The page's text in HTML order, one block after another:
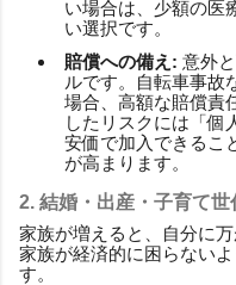
い場合は、少額の医
い選択です。
賠償への備え: 意外
ルです。自転車事故
場合、高額な賠償責
したリスクには「個
安価で加入できるこ
が高まります。
2. 結婚・出産・子育て世
家族が増えると、自分に
家族が経済的に困らない
す。